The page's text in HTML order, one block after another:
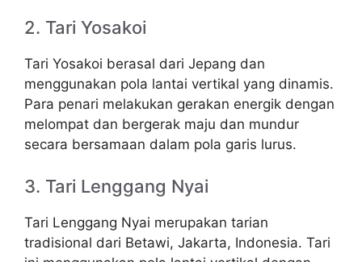
2. Tari Yosakoi
Tari Yosakoi berasal dari Jepang dan
menggunakan pola lantai vertikal yang dinamis.
Para penari melakukan gerakan energik dengan
melompat dan bergerak maju dan mundur
secara bersamaan dalam pola garis lurus.
3. Tari Lenggang Nyai
Tari Lenggang Nyai merupakan tarian
tradisional dari Betawi, Jakarta, Indonesia. Tari